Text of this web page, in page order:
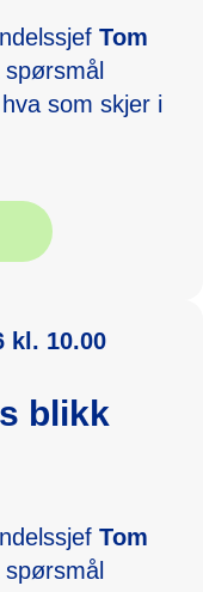
Tom
som skjer i
kl. 10.00
blikk
Tom